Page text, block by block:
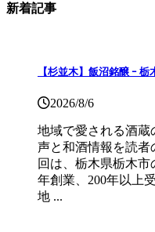
新着記事
【杉並木】飯沼銘醸 ｰ
2026/8/6
地域で愛される酒蔵
声と和酒情報を読者
回は、栃木県栃木
年創業、200年以上
地 ...